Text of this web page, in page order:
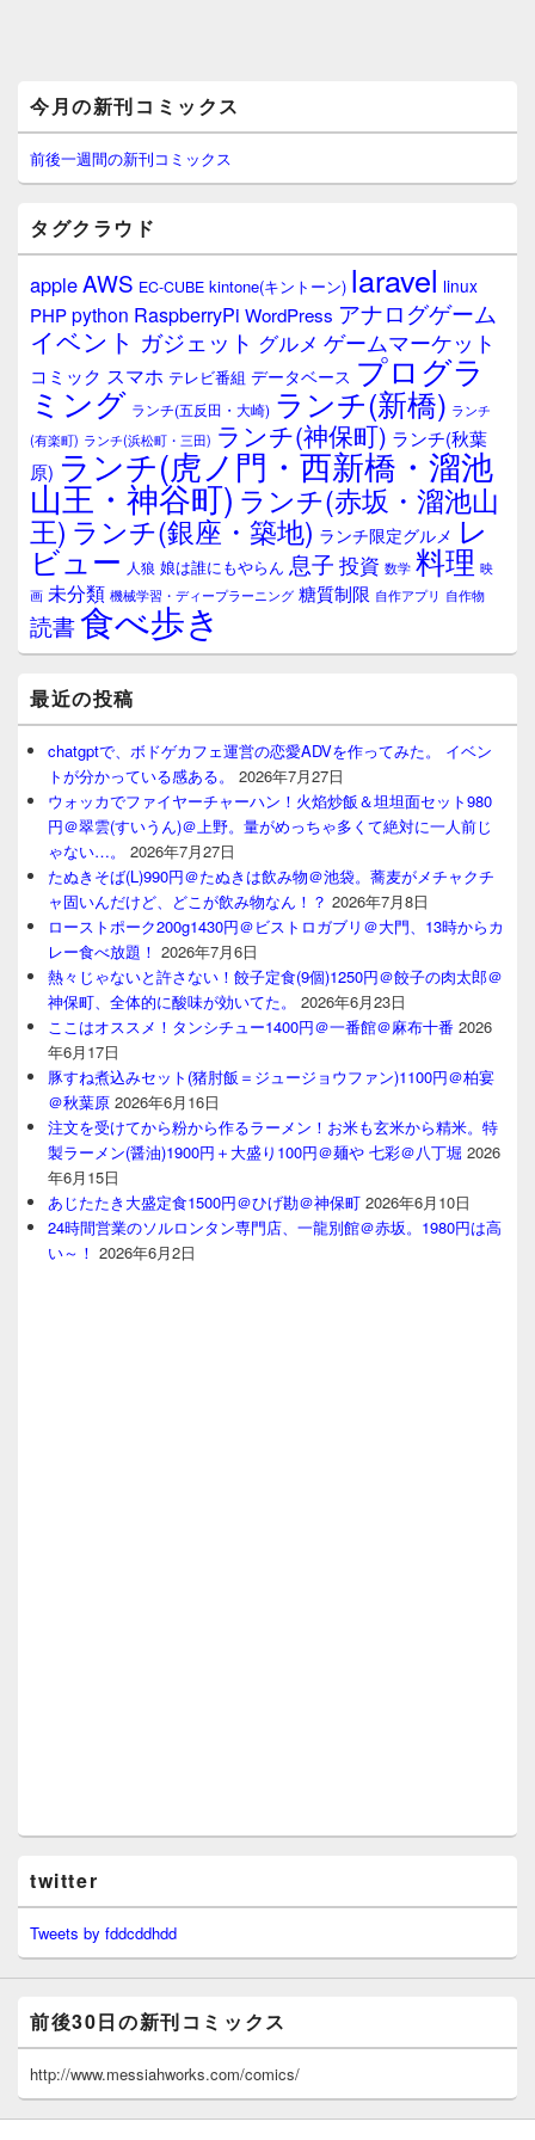
イ
ン
サ
イ
ウ
ィ
ジ
ェ
ア
今月の新刊コミックス
前後一週間の新刊コミックス
タグクラウド
appleAWS EC-CUBE kintone(キントーン) laravel linux
PHPpython RaspberryPi WordPress アナログゲーム
イベント ガジェット グルメ ゲームマーケット
コミック スマホ テレビ番組 データベース プログラ
ミング ランチ(五反田・大崎) ランチ(新橋) ランチ
(有楽町) ランチ(浜松町・三田) ランチ(神保町) ランチ(秋葉
原) ランチ(虎ノ門・西新橋・溜池
山王・神谷町) ランチ(赤坂・溜池山
王) ランチ(銀座・築地) ランチ限定グルメ レ
ビュー 人狼 娘は誰にもやらん 息子 投資 数学 料理 映
画 未分類 機械学習・ディープラーニング 糖質制限 自作アプリ 自作物
読書食べ歩き
最近の投稿
chatgptで、ボドゲカフェ運営の恋愛ADVを作ってみた。 イベン
トが分かっている感ある。
2026年7月27日
ウォッカでファイヤーチャーハン！火焰炒飯＆坦坦面セット980
円＠翠雲(すいうん)＠上野。量がめっちゃ多くて絶対に一人前じ
ゃない…。
2026年7月27日
たぬきそば(L)990円＠たぬきは飲み物＠池袋。蕎麦がメチャクチ
ャ固いんだけど、どこが飲み物なん！？ 2026年7月8日
ローストポーク200g1430円＠ビストロガブリ＠大門、13時からカ
レー食べ放題！ 2026年7月6日
熱々じゃないと許さない！餃子定食(9個)1250円＠餃子の肉太郎＠
神保町、全体的に酸味が効いてた。
2026年6月23日
ここはオススメ！タンシチュー1400円＠一番館＠麻布十番 2026
年6月17日
豚すね煮込みセット(猪肘飯＝ジュージョウファン)1100円＠柏宴
＠秋葉原 2026年6月16日
注文を受けてから粉から作るラーメン！お米も玄米から精米。特
製ラーメン(醤油)1900円＋大盛り100円＠麺や 七彩＠八丁堀 2026
年6月15日
あじたたき大盛定食1500円＠ひげ勘＠神保町 2026年6月10日
24時間営業のソルロンタン専門店、一龍別館＠赤坂。1980円は高
い～！ 2026年6月2日
twitter
Tweets by fddcddhdd
前後30日の新刊コミックス
http://www.messiahworks.com/comics/